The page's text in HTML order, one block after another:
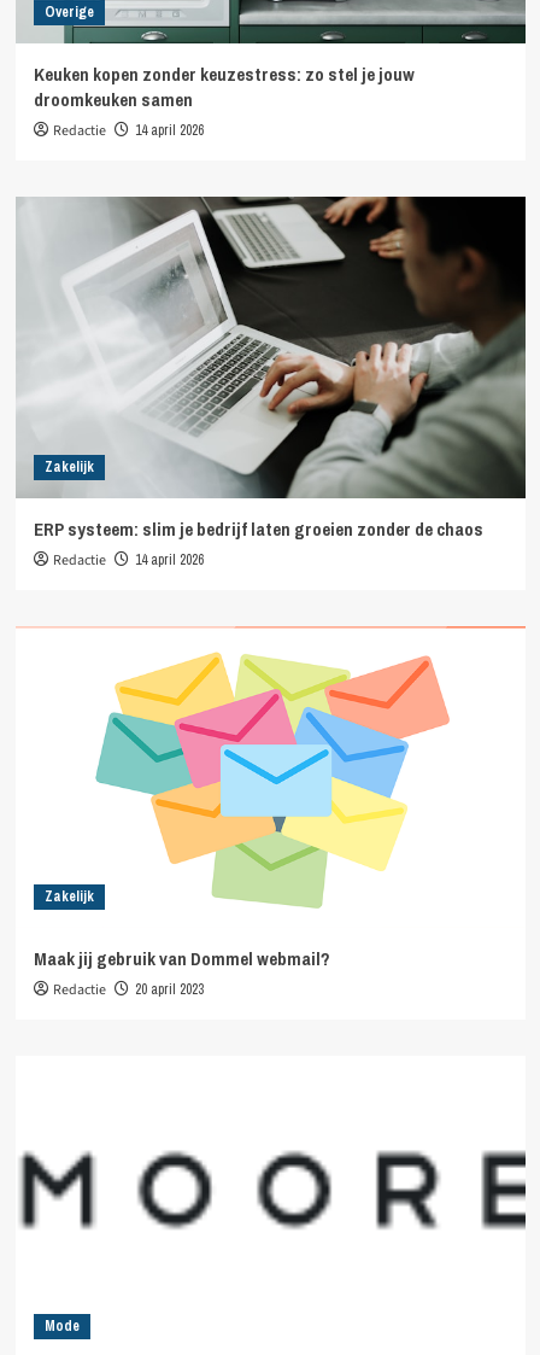
Overige
Keuken kopen zonder keuzestress: zo stel je jouw
droomkeuken samen
Redactie 14 april 2026
Zakelijk
ERP systeem: slim je bedrijf laten groeien zonder de chaos
Redactie 14 april 2026
Zakelijk
Maak jij gebruik van Dommel webmail?
Redactie 20 april 2023
Mode